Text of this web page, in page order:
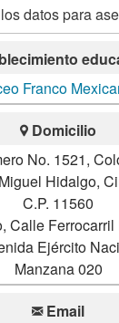
datos para
Franco
Domicilio
No. 1521,
Hidalgo,
C.P. 11560
Calle
Ejército
Manzana 020
Email